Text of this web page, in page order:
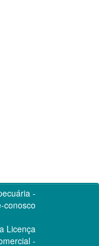
-
conosco
Licença
-